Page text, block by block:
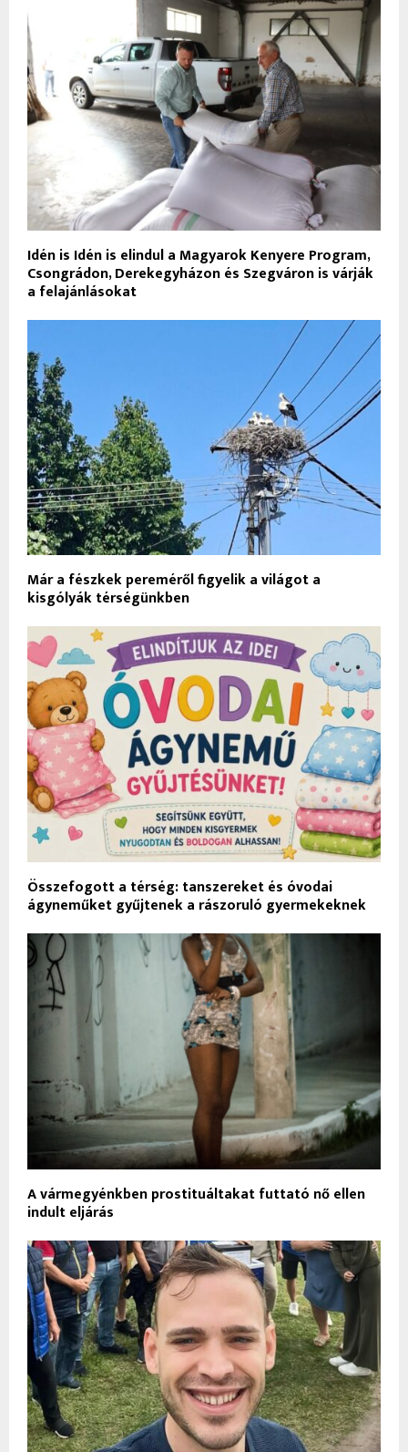
Idén is Idén is elindul a Magyarok Kenyere Program,
Csongrádon, Derekegyházon és Szegváron is várják
a felajánlásokat
Már a fészkek pereméről figyelik a világot a
kisgólyák térségünkben
Összefogott a térség: tanszereket és óvodai
ágyneműket gyűjtenek a rászoruló gyermekeknek
A vármegyénkben prostituáltakat futtató nő ellen
indult eljárás